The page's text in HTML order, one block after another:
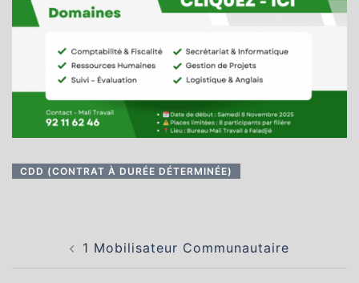
CDD (CONTRAT À DURÉE DÉTERMINÉE)
d’article
1 Mobilisateur Communautaire